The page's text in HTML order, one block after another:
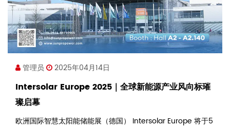
管理员 2025年04月14日
Intersolar Europe 2025｜全球新能源产业风向标璀
璨启幕
欧洲国际智慧太阳能储能展（德国） Intersolar Europe 将于5